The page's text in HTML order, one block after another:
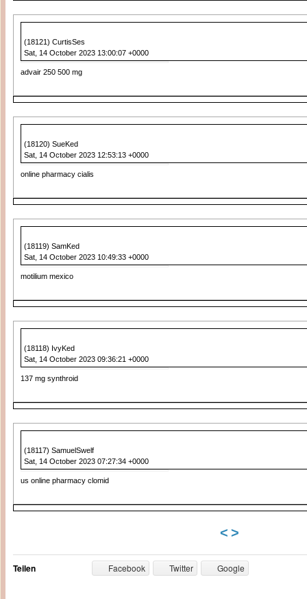
(18121) CurtisSes
Sat, 14 October 2023 13:00:07 +0000
advair 250 500 mg
(18120) SueKed
Sat, 14 October 2023 12:53:13 +0000
online pharmacy cialis
(18119) SamKed
Sat, 14 October 2023 10:49:33 +0000
motilium mexico
(18118) IvyKed
Sat, 14 October 2023 09:36:21 +0000
137 mg synthroid
(18117) SamuelSwelf
Sat, 14 October 2023 07:27:34 +0000
us online pharmacy clomid
< >
Teilen Facebook Twitter Google